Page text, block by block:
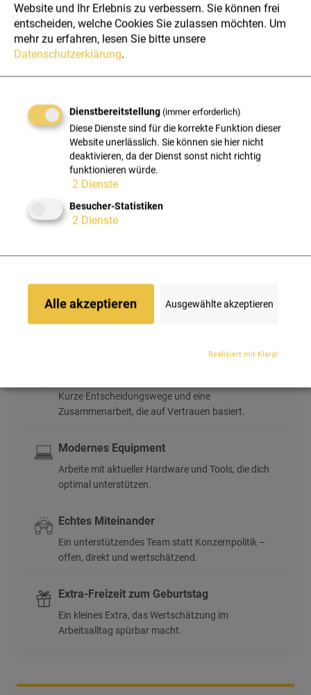
▶ Sehr gute Deutsch- und Englischkenntnisse
Was dich bei HXS zusätzlich
Neben spannenden Aufgaben und
Entwicklungsmöglichkeiten bieten wir dir ein Umfeld, das
moderne Arbeitsbedingungen, Teamgeist und fachliches
Wachstum vereint.
Spannende IT-Projekte
Weiterbildung & Zertifizierungen
Wir fördern deine fachliche Entwicklung mit
Kurze Entscheidungswege und eine
Zusammenarbeit, die auf Vertrauen basiert.
Modernes Equipment
Arbeite mit aktueller Hardware und Tools, die dich
optimal unterstützen.
Echtes Miteinander
Ein unterstützendes Team statt Konzernpolitik –
offen, direkt und wertschätzend.
Extra-Freizeit zum Geburtstag
Ein kleines Extra, das Wertschätzung im
Arbeitsalltag spürbar macht.
Website und Ihr Erlebnis zu verbessern. Sie können frei
entscheiden, welche Cookies Sie zulassen möchten. Um
mehr zu erfahren, lesen Sie bitte unsere
Datenschutzerklärung.
Dienstbereitstellung (immer erforderlich)
Diese Dienste sind für die korrekte Funktion dieser
Website unerlässlich. Sie können sie hier nicht
deaktivieren, da der Dienst sonst nicht richtig
funktionieren würde.
2 Dienste
Besucher-Statistiken
2 Dienste
Ausgewählte akzeptieren
Alle akzeptieren
Realisiert mit Klaro!